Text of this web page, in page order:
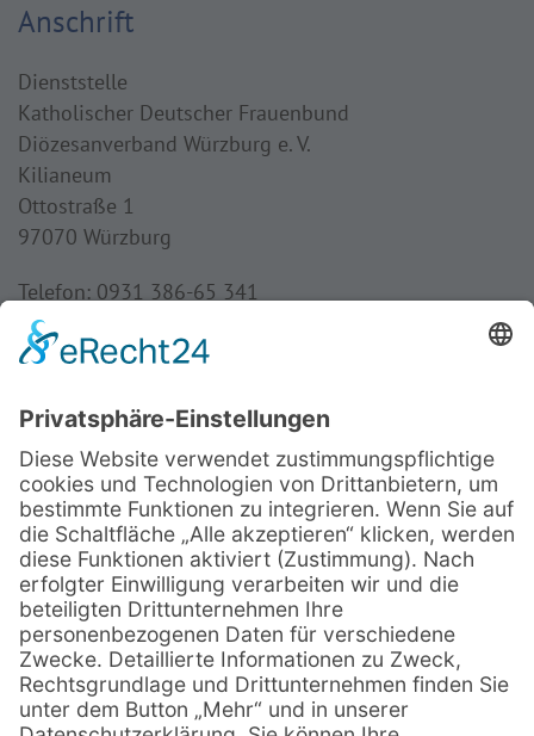
Anschrift
Dienststelle
Katholischer Deutscher Frauenbund
Diözesanverband Würzburg e. V.
Kilianeum
Ottostraße 1
97070 Würzburg
Telefon: 0931 386-65 341
Fax: 0931 386-65 349
Mail:frauenbund@bistum-wuerzburg.de
Öffnungszeiten
Dienstag bis Donnerstag:
8:30 - 16:00 Uhr
Freitag:
8:30 - 13:00 Uhr
Rechtliches: